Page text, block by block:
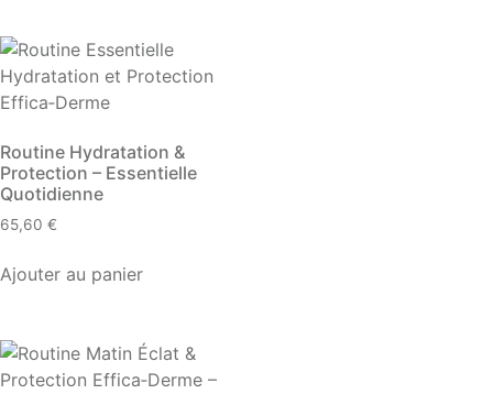
Routine Hydratation &
Protection – Essentielle
Quotidienne
65,60 €
Ajouter au panier